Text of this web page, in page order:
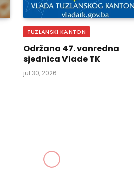
TUZLANSKI KANTON
Održana 47. vanredna
sjednica Vlade TK
jul 30, 2026